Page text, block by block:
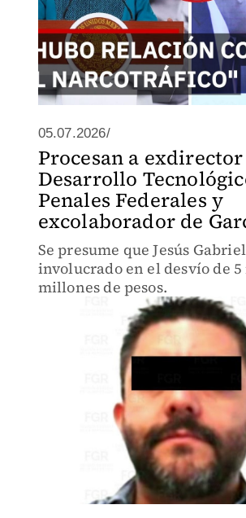
05.07.2026/
Procesan a
Desarrollo
Penales Federales y
excolaborador de
Se presume que Jesús
involucrado en el desvío de
millones de pesos.